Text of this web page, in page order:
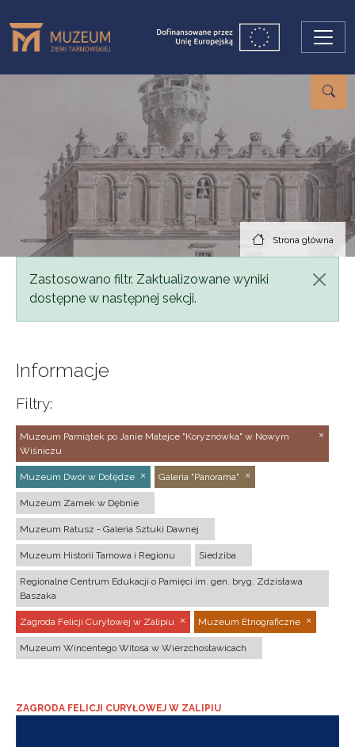
Strona główna
Komunikat
Zastosowano filtr. Zaktualizowane wyniki
dostępne w następnej sekcji.
Informacje
Filtry:
Muzeum Pamiątek po Janie Matejce "Koryznówka" w Nowym
Wiśniczu
Muzeum Dwór w Dołędze Galeria "Panorama"
Muzeum Zamek w Dębnie
Muzeum Ratusz - Galeria Sztuki Dawnej
Muzeum Historii Tarnowa i Regionu Siedziba
Regionalne Centrum Edukacji o Pamięci im. gen. bryg. Zdzisława
Baszaka
Zagroda Felicji Curyłowej w Zalipiu Muzeum Etnograficzne
Muzeum Wincentego Witosa w Wierzchosławicach
ZAGRODA FELICJI CURYŁOWEJ W ZALIPIU